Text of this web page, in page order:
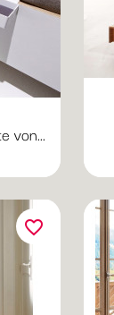
von...
favorite_border